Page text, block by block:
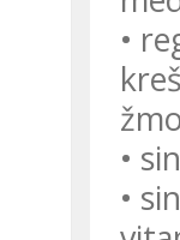
•
•
•